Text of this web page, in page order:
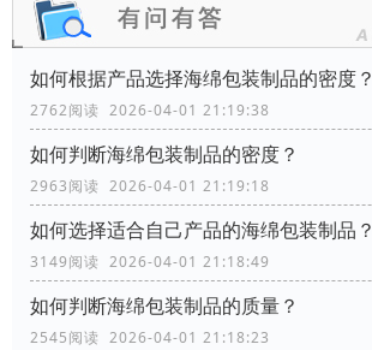
如何根据产品选择海绵包装制品的密度？
2762阅读 2026-04-01 21:19:38
如何判断海绵包装制品的密度？
2963阅读 2026-04-01 21:19:18
如何选择适合自己产品的海绵包装制品？
3149阅读 2026-04-01 21:18:49
如何判断海绵包装制品的质量？
2545阅读 2026-04-01 21:18:23